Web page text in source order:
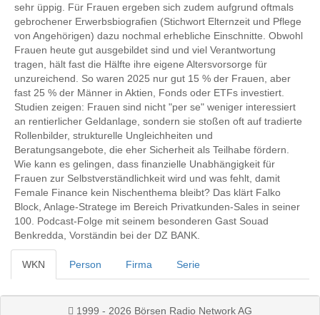
sehr üppig. Für Frauen ergeben sich zudem aufgrund oftmals
gebrochener Erwerbsbiografien (Stichwort Elternzeit und Pflege
von Angehörigen) dazu nochmal erhebliche Einschnitte. Obwohl
Frauen heute gut ausgebildet sind und viel Verantwortung
tragen, hält fast die Hälfte ihre eigene Altersvorsorge für
unzureichend. So waren 2025 nur gut 15 % der Frauen, aber
fast 25 % der Männer in Aktien, Fonds oder ETFs investiert.
Studien zeigen: Frauen sind nicht "per se" weniger interessiert
an rentierlicher Geldanlage, sondern sie stoßen oft auf tradierte
Rollenbilder, strukturelle Ungleichheiten und
Beratungsangebote, die eher Sicherheit als Teilhabe fördern.
Wie kann es gelingen, dass finanzielle Unabhängigkeit für
Frauen zur Selbstverständlichkeit wird und was fehlt, damit
Female Finance kein Nischenthema bleibt? Das klärt Falko
Block, Anlage-Stratege im Bereich Privatkunden-Sales in seiner
100. Podcast-Folge mit seinem besonderen Gast Souad
Benkredda, Vorständin bei der DZ BANK.
WKN Person Firma Serie
1999 - 2026 Börsen Radio Network AG